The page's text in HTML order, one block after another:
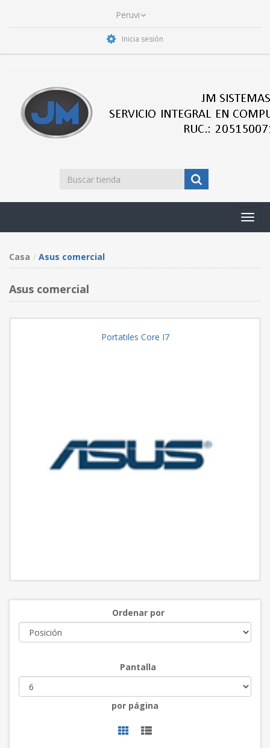
Inicia sesión
Casa Asus comercial
Asus comercial
Portatiles Core I7
Ordenar por
Pantalla
por página